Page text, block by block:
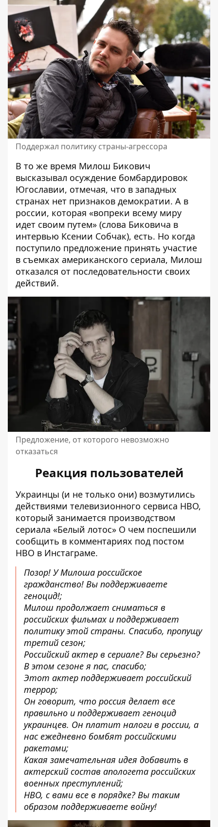
Поддержал политику страны-агрессора
В то же время Милош Бикович
высказывал осуждение бомбардировок
Югославии, отмечая, что в западных
странах нет признаков демократии. А в
россии, которая «вопреки всему миру
идет своим путем» (слова Биковича в
интервью Ксении Собчак), есть. Но когда
поступило предложение принять участие
в съемках американского сериала, Милош
отказался от последовательности своих
действий.
Предложение, от которого невозможно
отказаться
Реакция пользователей
Украинцы (и не только они) возмутились
действиями телевизионного сервиса HBO,
который занимается производством
сериала «Белый лотос» О чем поспешили
сообщить в комментариях под постом
HBO в Инстаграме.
Позор! У Милоша российское
гражданство! Вы поддерживаете
геноцид!;
Милош продолжает сниматься в
российских фильмах и поддерживает
политику этой страны. Спасибо, пропущу
третий сезон;
Российский актер в сериале? Вы серьезно?
В этом сезоне я пас, спасибо;
Этот актер поддерживает российский
террор;
Он говорит, что россия делает все
правильно и поддерживает геноцид
украинцев. Он платит налоги в россии, а
нас ежедневно бомбят российскими
ракетами;
Какая замечательная идея добавить в
актерский состав апологета российских
военных преступлений;
HBO, с вами все в порядке? Вы таким
образом поддерживаете войну!